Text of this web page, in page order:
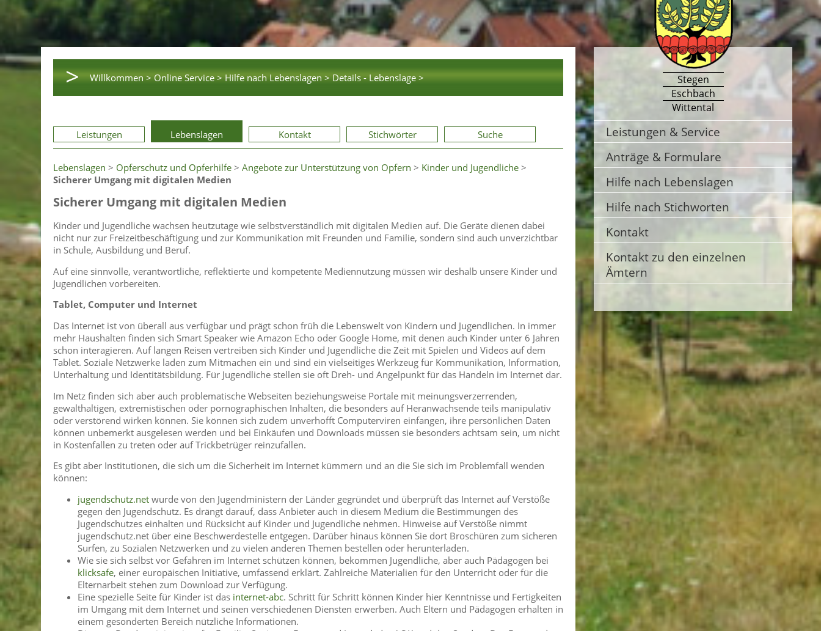
> Willkommen > Online Service > Hilfe nach Lebenslagen > Details - Lebenslage >
Leistungen Lebenslagen Kontakt Stichwörter Suche
Lebenslagen > Opferschutz und Opferhilfe > Angebote zur Unterstützung von Opfern > Kinder und Jugendliche >
Sicherer Umgang mit digitalen Medien
Sicherer Umgang mit digitalen Medien
Kinder und Jugendliche wachsen heutzutage wie selbstverständlich mit digitalen Medien auf. Die Geräte dienen dabei
nicht nur zur Freizeitbeschäftigung und zur Kommunikation mit Freunden und Familie, sondern sind auch unverzichtbar
in Schule, Ausbildung und Beruf.
Auf eine sinnvolle, verantwortliche, reflektierte und kompetente Mediennutzung müssen wir deshalb unsere Kinder und
Jugendlichen vorbereiten.
Tablet, Computer und Internet
Das Internet ist von überall aus verfügbar und prägt schon früh die Lebenswelt von Kindern und Jugendlichen. In immer
mehr Haushalten finden sich Smart Speaker wie Amazon Echo oder Google Home, mit denen auch Kinder unter 6 Jahren
schon interagieren. Auf langen Reisen vertreiben sich Kinder und Jugendliche die Zeit mit Spielen und Videos auf dem
Tablet. Soziale Netzwerke laden zum Mitmachen ein und sind ein vielseitiges Werkzeug für Kommunikation, Information,
Unterhaltung und Identitätsbildung. Für Jugendliche stellen sie oft Dreh- und Angelpunkt für das Handeln im Internet dar.
Im Netz finden sich aber auch problematische Webseiten beziehungsweise Portale mit meinungsverzerrenden,
gewalthaltigen, extremistischen oder pornographischen Inhalten, die besonders auf Heranwachsende teils manipulativ
oder verstörend wirken können. Sie können sich zudem unverhofft Computerviren einfangen, ihre persönlichen Daten
können unbemerkt ausgelesen werden und bei Einkäufen und Downloads müssen sie besonders achtsam sein, um nicht
in Kostenfallen zu treten oder auf Trickbetrüger reinzufallen.
Es gibt aber Institutionen, die sich um die Sicherheit im Internet kümmern und an die Sie sich im Problemfall wenden
können:
jugendschutz.net wurde von den Jugendministern der Länder gegründet und überprüft das Internet auf Verstöße
gegen den Jugendschutz. Es drängt darauf, dass Anbieter auch in diesem Medium die Bestimmungen des
Jugendschutzes einhalten und Rücksicht auf Kinder und Jugendliche nehmen. Hinweise auf Verstöße nimmt
jugendschutz.net über eine Beschwerdestelle entgegen. Darüber hinaus können Sie dort Broschüren zum sicheren
Surfen, zu Sozialen Netzwerken und zu vielen anderen Themen bestellen oder herunterladen.
Wie sie sich selbst vor Gefahren im Internet schützen können, bekommen Jugendliche, aber auch Pädagogen bei
klicksafe, einer europäischen Initiative, umfassend erklärt. Zahlreiche Materialien für den Unterricht oder für die
Elternarbeit stehen zum Download zur Verfügung.
Eine spezielle Seite für Kinder ist das internet-abc. Schritt für Schritt können Kinder hier Kenntnisse und Fertigkeiten
im Umgang mit dem Internet und seinen verschiedenen Diensten erwerben. Auch Eltern und Pädagogen erhalten in
einem gesonderten Bereich nützliche Informationen.
Stegen
Eschbach
Wittental
Leistungen & Service
Anträge & Formulare
Hilfe nach Lebenslagen
Hilfe nach Stichworten
Kontakt
Kontakt zu den einzelnen
Ämtern